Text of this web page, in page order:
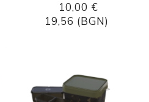
10,00 €
19,56 (BGN)